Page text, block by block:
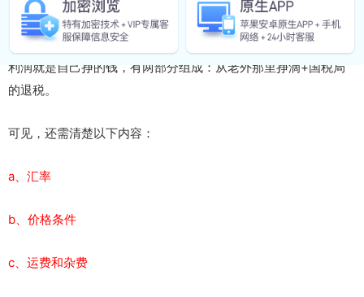
其它费用就是运费+杂费+报关费用+公司日常开销费用等。
利润就是自己挣的钱，有两部分组成：从老外那里挣滴+国税局
的退税。
可见，还需清楚以下内容：
a、汇率
b、价格条件
c、运费和杂费